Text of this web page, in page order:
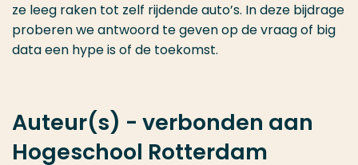
ze leeg raken tot zelf rijdende auto’s. In deze bijdrage
proberen we antwoord te geven op de vraag of big
data een hype is of de toekomst.
Auteur(s) - verbonden aan
Hogeschool Rotterdam